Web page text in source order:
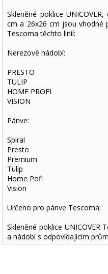
Skleněné poklice
cm a 26x26 cm jsou vhodné
Tescoma těchto linií:
Nerezové nádobí:
PRESTO
TULIP
HOME PROFI
VISION
Pánve:
Spiral
Presto
Premium
Tulip
Home Pofi
Vision
Určeno pro pánve Tescoma:
Skleněné poklice UNICOVER
a nádobí s odpovídajícím